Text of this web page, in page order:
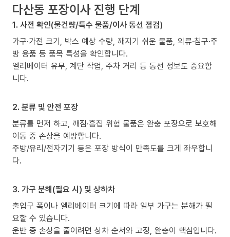
다산동 포장이사 진행 단계
1. 사전 확인(물건량/특수 물품/이사 동선 점검)
가구·가전 크기, 박스 예상 수량, 깨지기 쉬운 물품, 의류·침구·주
방 용품 등 품목 특성을 확인합니다.
엘리베이터 유무, 계단 작업, 주차 거리 등 동선 정보도 중요합
니다.
2. 분류 및 안전 포장
분류를 먼저 하고, 깨짐·흠집 위험 물품은 완충 포장으로 보호해
이동 중 손상을 예방합니다.
주방/유리/전자기기 등은 포장 방식이 만족도를 크게 좌우합니
다.
3. 가구 분해(필요 시) 및 상하차
출입구 폭이나 엘리베이터 크기에 따라 일부 가구는 분해가 필
요할 수 있습니다.
운반 중 손상을 줄이려면 상차 순서와 고정, 완충이 핵심입니다.